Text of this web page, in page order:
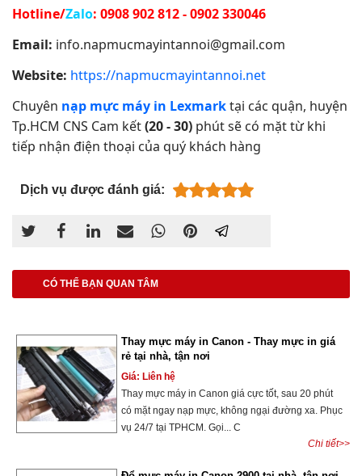
Hotline/Zalo: 0908 902 812 - 0902 330046
Email: info.napmucmayintannoi@gmail.com
Website: https://napmucmayintannoi.net
Chuyên nạp mực máy in Lexmarktại các quận, huyện
Tp.HCM CNS Cam kết(20 - 30) phút sẽ có mặt từ khi
tiếp nhận điện thoại của quý khách hàng
Dịch vụ được đánh giá:
CÓ THỂ BẠN QUAN TÂM
Thay mực máy in Canon - Thay mực in giá
rẻ tại nhà, tận nơi
Giá: Liên hệ
Thay mực máy in Canon giá cực tốt, sau 20 phút
có mặt ngay nạp mực, không ngại đường xa. Phục
vụ 24/7 tại TPHCM. Gọi... C
Chi tiết>>